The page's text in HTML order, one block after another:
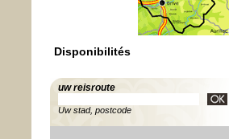
Disponibilités
uw reisroute
Uw stad, postcode